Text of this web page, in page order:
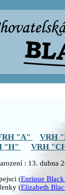
"A"
VRH
"H"
VRH
: 13. dubna
(Enrique
(Elizabeth